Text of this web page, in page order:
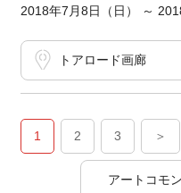
2018年7月8日（日） ～
トアロード画廊
1 2 3 ＞
アートコモ